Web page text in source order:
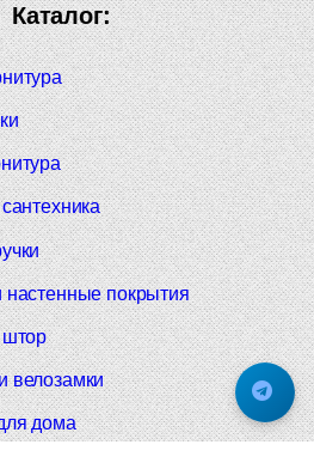
Каталог:
покрытия
штор
велозамки
дома